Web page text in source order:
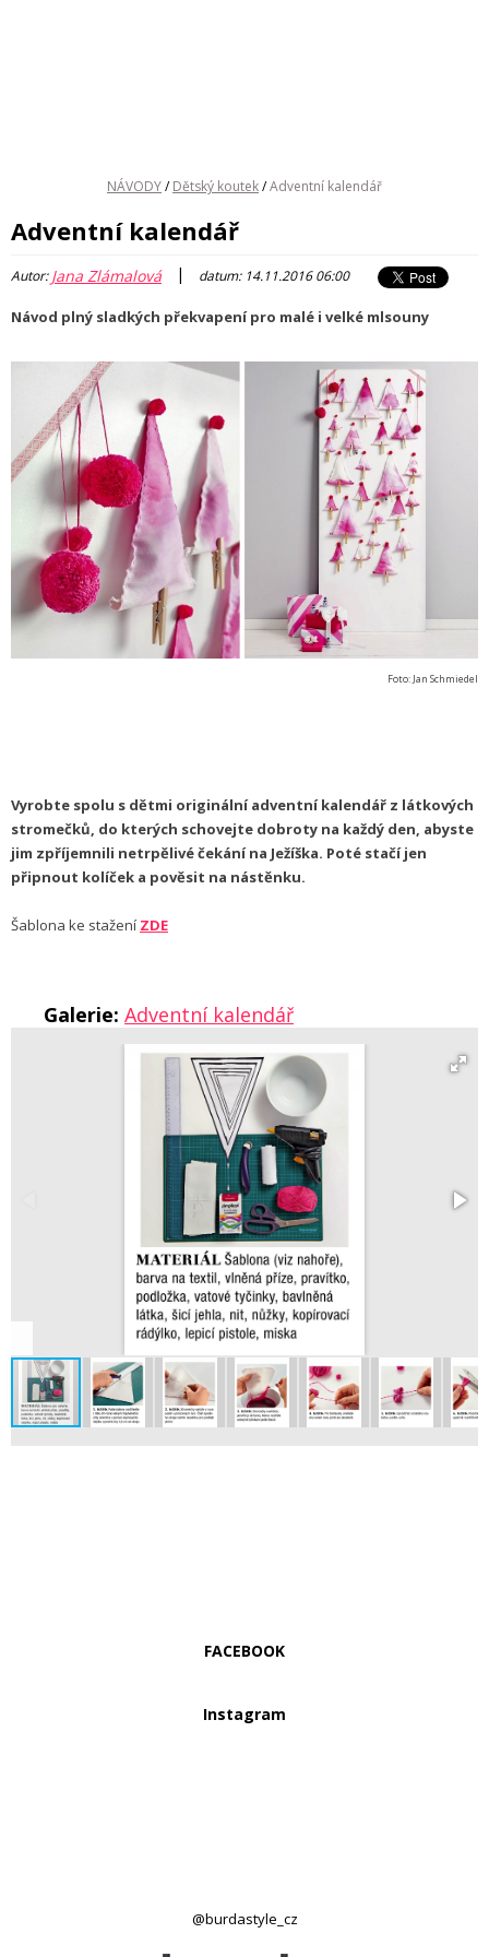
NÁVODY/ Dětský koutek/Adventní kalendář
Adventní kalendář
Autor:Jana Zlámalová | datum: 14.11.2016 06:00
Návod plný sladkých překvapení pro malé i velké mlsouny
Foto: Jan Schmiedel
Vyrobte spolu s dětmi originální adventní kalendář z látkových
stromečků, do kterých schovejte dobroty na každý den, abyste
jim zpříjemnili netrpělivé čekání na Ježíška. Poté stačí jen
připnout kolíček a pověsit na nástěnku.
Šablona ke stažení ZDE
Galerie: Adventní kalendář
FACEBOOK
Instagram
@burdastyle_cz